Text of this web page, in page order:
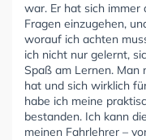
war. Er hat sich immer
Fragen einzugehen,
worauf ich achten
ich nicht nur gelernt,
Spaß am Lernen. Man
hat und sich wirklich
habe ich meine
bestanden. Ich kann
meinen Fahrlehrer –